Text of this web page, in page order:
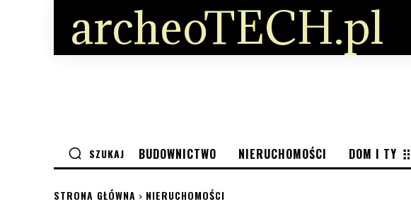
archeoTECH.pl
SZUKAJ BUDOWNICTWO NIERUCHOMOŚCI DOM I TY
STRONA GŁÓWNA NIERUCHOMOŚCI